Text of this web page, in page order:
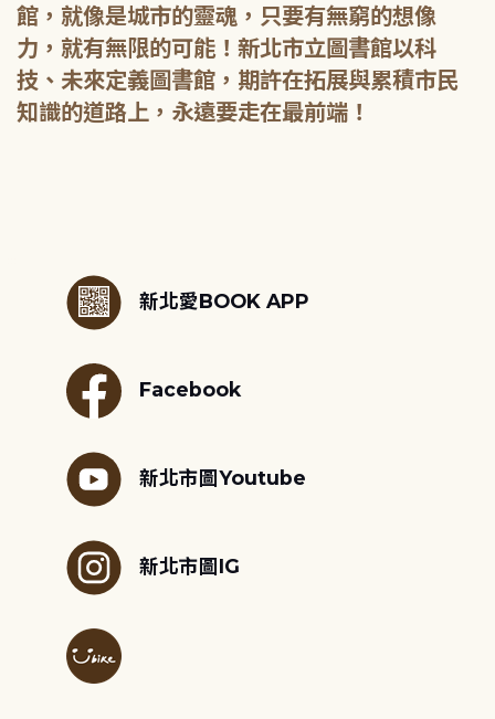
館，就像是城市的靈魂，只要有無窮的想像
力，就有無限的可能！新北市立圖書館以科
技、未來定義圖書館，期許在拓展與累積市民
知識的道路上，永遠要走在最前端！
新北愛BOOK APP
Facebook
新北市圖Youtube
新北市圖IG